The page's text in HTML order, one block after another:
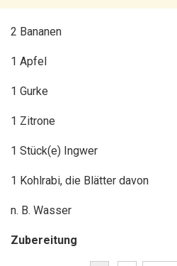
2 Bananen
1 Apfel
1 Gurke
1 Zitrone
1 Stück(e) Ingwer
1 Kohlrabi, die Blätter davon
n. B. Wasser
Zubereitung